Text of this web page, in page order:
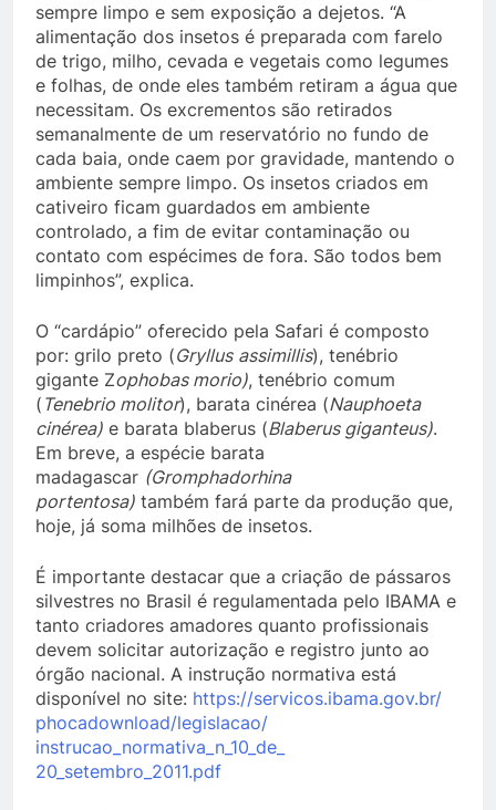
sempre limpo e sem exposição a dejetos. “A
alimentação dos insetos é preparada com farelo
de trigo, milho, cevada e vegetais como legumes
e folhas, de onde eles também retiram a água que
necessitam. Os excrementos são retirados
semanalmente de um reservatório no fundo de
cada baia, onde caem por gravidade, mantendo o
ambiente sempre limpo. Os insetos criados em
cativeiro ficam guardados em ambiente
controlado, a fim de evitar contaminação ou
contato com espécimes de fora. São todos bem
limpinhos”, explica.
O “cardápio” oferecido pela Safari é composto
por: grilo preto (Gryllus assimillis), tenébrio
gigante Zophobas morio), tenébrio comum
( Tenebrio molitor), barata cinérea (Nauphoeta
cinérea) e barata blaberus (Blaberus giganteus).
Em breve, a espécie barata
madagascar (Gromphadorhina
portentosa) também fará parte da produção que,
hoje, já soma milhões de insetos.
É importante destacar que a criação de pássaros
silvestres no Brasil é regulamentada pelo IBAMA e
tanto criadores amadores quanto profissionais
devem solicitar autorização e registro junto ao
órgão nacional. A instrução normativa está
disponível no site: https://servicos.ibama.gov.br/
phocadownload/legislacao/
instrucao_normativa_n_10_de_
20_setembro_2011.pdf